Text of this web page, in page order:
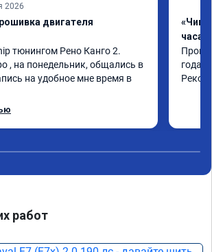
2026
двигателя
тюнингом Рено Канго 2.
, на понедельник, общались в
на удобное мне время в
за 30 минут, качественно,
«Чип
часа»
года.
работ